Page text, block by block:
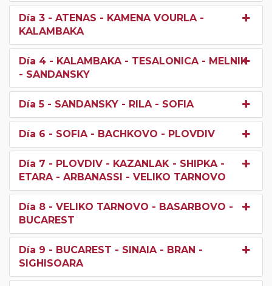
Día 3 - ATENAS - KAMENA VOURLA -
KALAMBAKA
Día 4 - KALAMBAKA - TESALONICA - MELNIK
- SANDANSKY
Día 5 - SANDANSKY - RILA - SOFIA
Día 6 - SOFIA - BACHKOVO - PLOVDIV
Día 7 - PLOVDIV - KAZANLAK - SHIPKA -
ETARA - ARBANASSI - VELIKO TARNOVO
Día 8 - VELIKO TARNOVO - BASARBOVO -
BUCAREST
Día 9 - BUCAREST - SINAIA - BRAN -
SIGHISOARA